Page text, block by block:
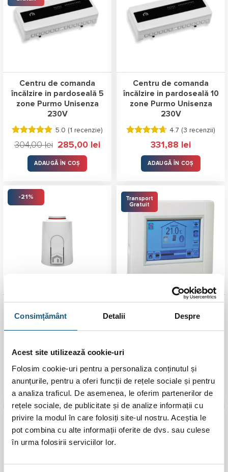
Consimțământ Detalii Despre
Acest site utilizează cookie-uri
Folosim cookie-uri pentru a personaliza conținutul și
anunțurile, pentru a oferi funcții de rețele sociale și pentru
a analiza traficul. De asemenea, le oferim partenerilor de
rețele sociale, de publicitate și de analize informații cu
privire la modul în care folosiți site-ul nostru. Aceștia le
pot combina cu alte informații oferite de dvs. sau culese
în urma folosirii serviciilor lor.
Centru de comanda
încălzire in pardoseală 5
zone Purmo Unisenza
230V
Evaluat la
5.00 stele
din 5
5.0 (1 recenzie)
304,00lei
Prețul
a
fost:
304,00 lei.
285,00 leiPrețul
ADAUGĂ ÎN COȘ
Centru de comanda
încălzire in pardoseală 10
zone Purmo Unisenza
230V
Evaluat la
stele
din 5
4.7 (3 recenzii)
331,88 lei
ADAUGĂ ÎN COȘ
-21%
in pardoseală, Purmo
Evaluat la
5.00stele
din 5
5.0 (3 recenzii)
139,00lei
Prețul
inițial
a
139,00 lei.
110,00leiPrețul
curent
este:
110,00 lei.
ADAUGĂ ÎN COȘ
Transport
Gratuit
Purmo TempCo Touch E3
1.576,00lei
ADAUGĂ ÎN COȘ
Transport
Gratuit